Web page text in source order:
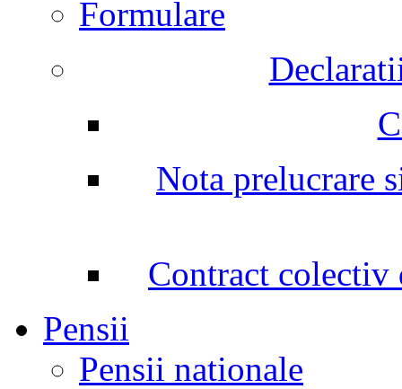
Formulare
Nota prelucrare
Contract colectiv
Pensii
Pensii nationale